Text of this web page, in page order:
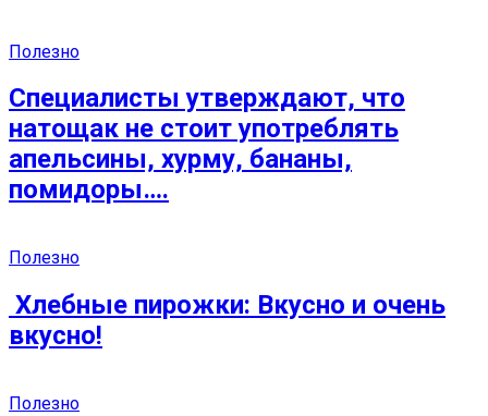
Полезно
Специалисты утверждают, что
натощак не стоит употреблять
апельсины, хурму, бананы,
помидоры….
Полезно
Хлебные пирожки: Вкусно и очень
вкусно!
Полезно